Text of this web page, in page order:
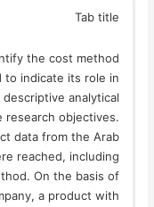
Tab title
the cost method
to indicate its role in
analytical
research objectives.
data from the Arab
reached, including
On the basis of
a product with